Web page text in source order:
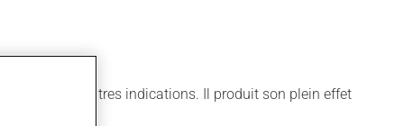
pour d'autres indications. Il produit son plein effet